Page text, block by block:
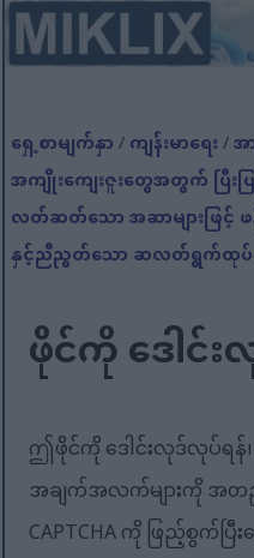
ရှေ့စာမျက်နှာ/ကျန်းမာရေး/အ
အကျိုးကျေးဇူးတွေအတွက် ပြီး
လတ်ဆတ်သော အဆာများဖြင့် ဖ
နှင့်ညီညွတ်သော ဆလတ်ရွက်ထုပ်မ
ဖိုင်ကို ဒေါင်
ဤဖိုင်ကို ဒေါင်းလုဒ်လုပ်ရ
အချက်အလက်များကို အတ
CAPTCHA ကို ဖြည့်စွက်ပ